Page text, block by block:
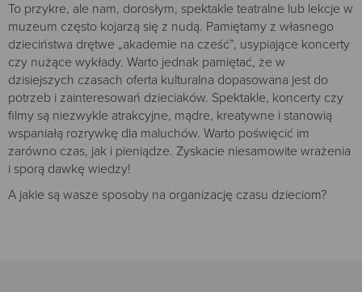
To przykre, ale nam, dorosłym, spektakle teatralne lub lekcje w
muzeum często kojarzą się z nudą. Pamiętamy z własnego
dzieciństwa drętwe „akademie na cześć”, usypiające koncerty
czy nużące wykłady. Warto jednak pamiętać, że w
dzisiejszych czasach oferta kulturalna dopasowana jest do
potrzeb i zainteresowań dzieciaków. Spektakle, koncerty czy
filmy są niezwykle atrakcyjne, mądre, kreatywne i stanowią
wspaniałą rozrywkę dla maluchów. Warto poświęcić im
zarówno czas, jak i pieniądze. Zyskacie niesamowite wrażenia
i sporą dawkę wiedzy!
A jakie są wasze sposoby na organizację czasu dzieciom?